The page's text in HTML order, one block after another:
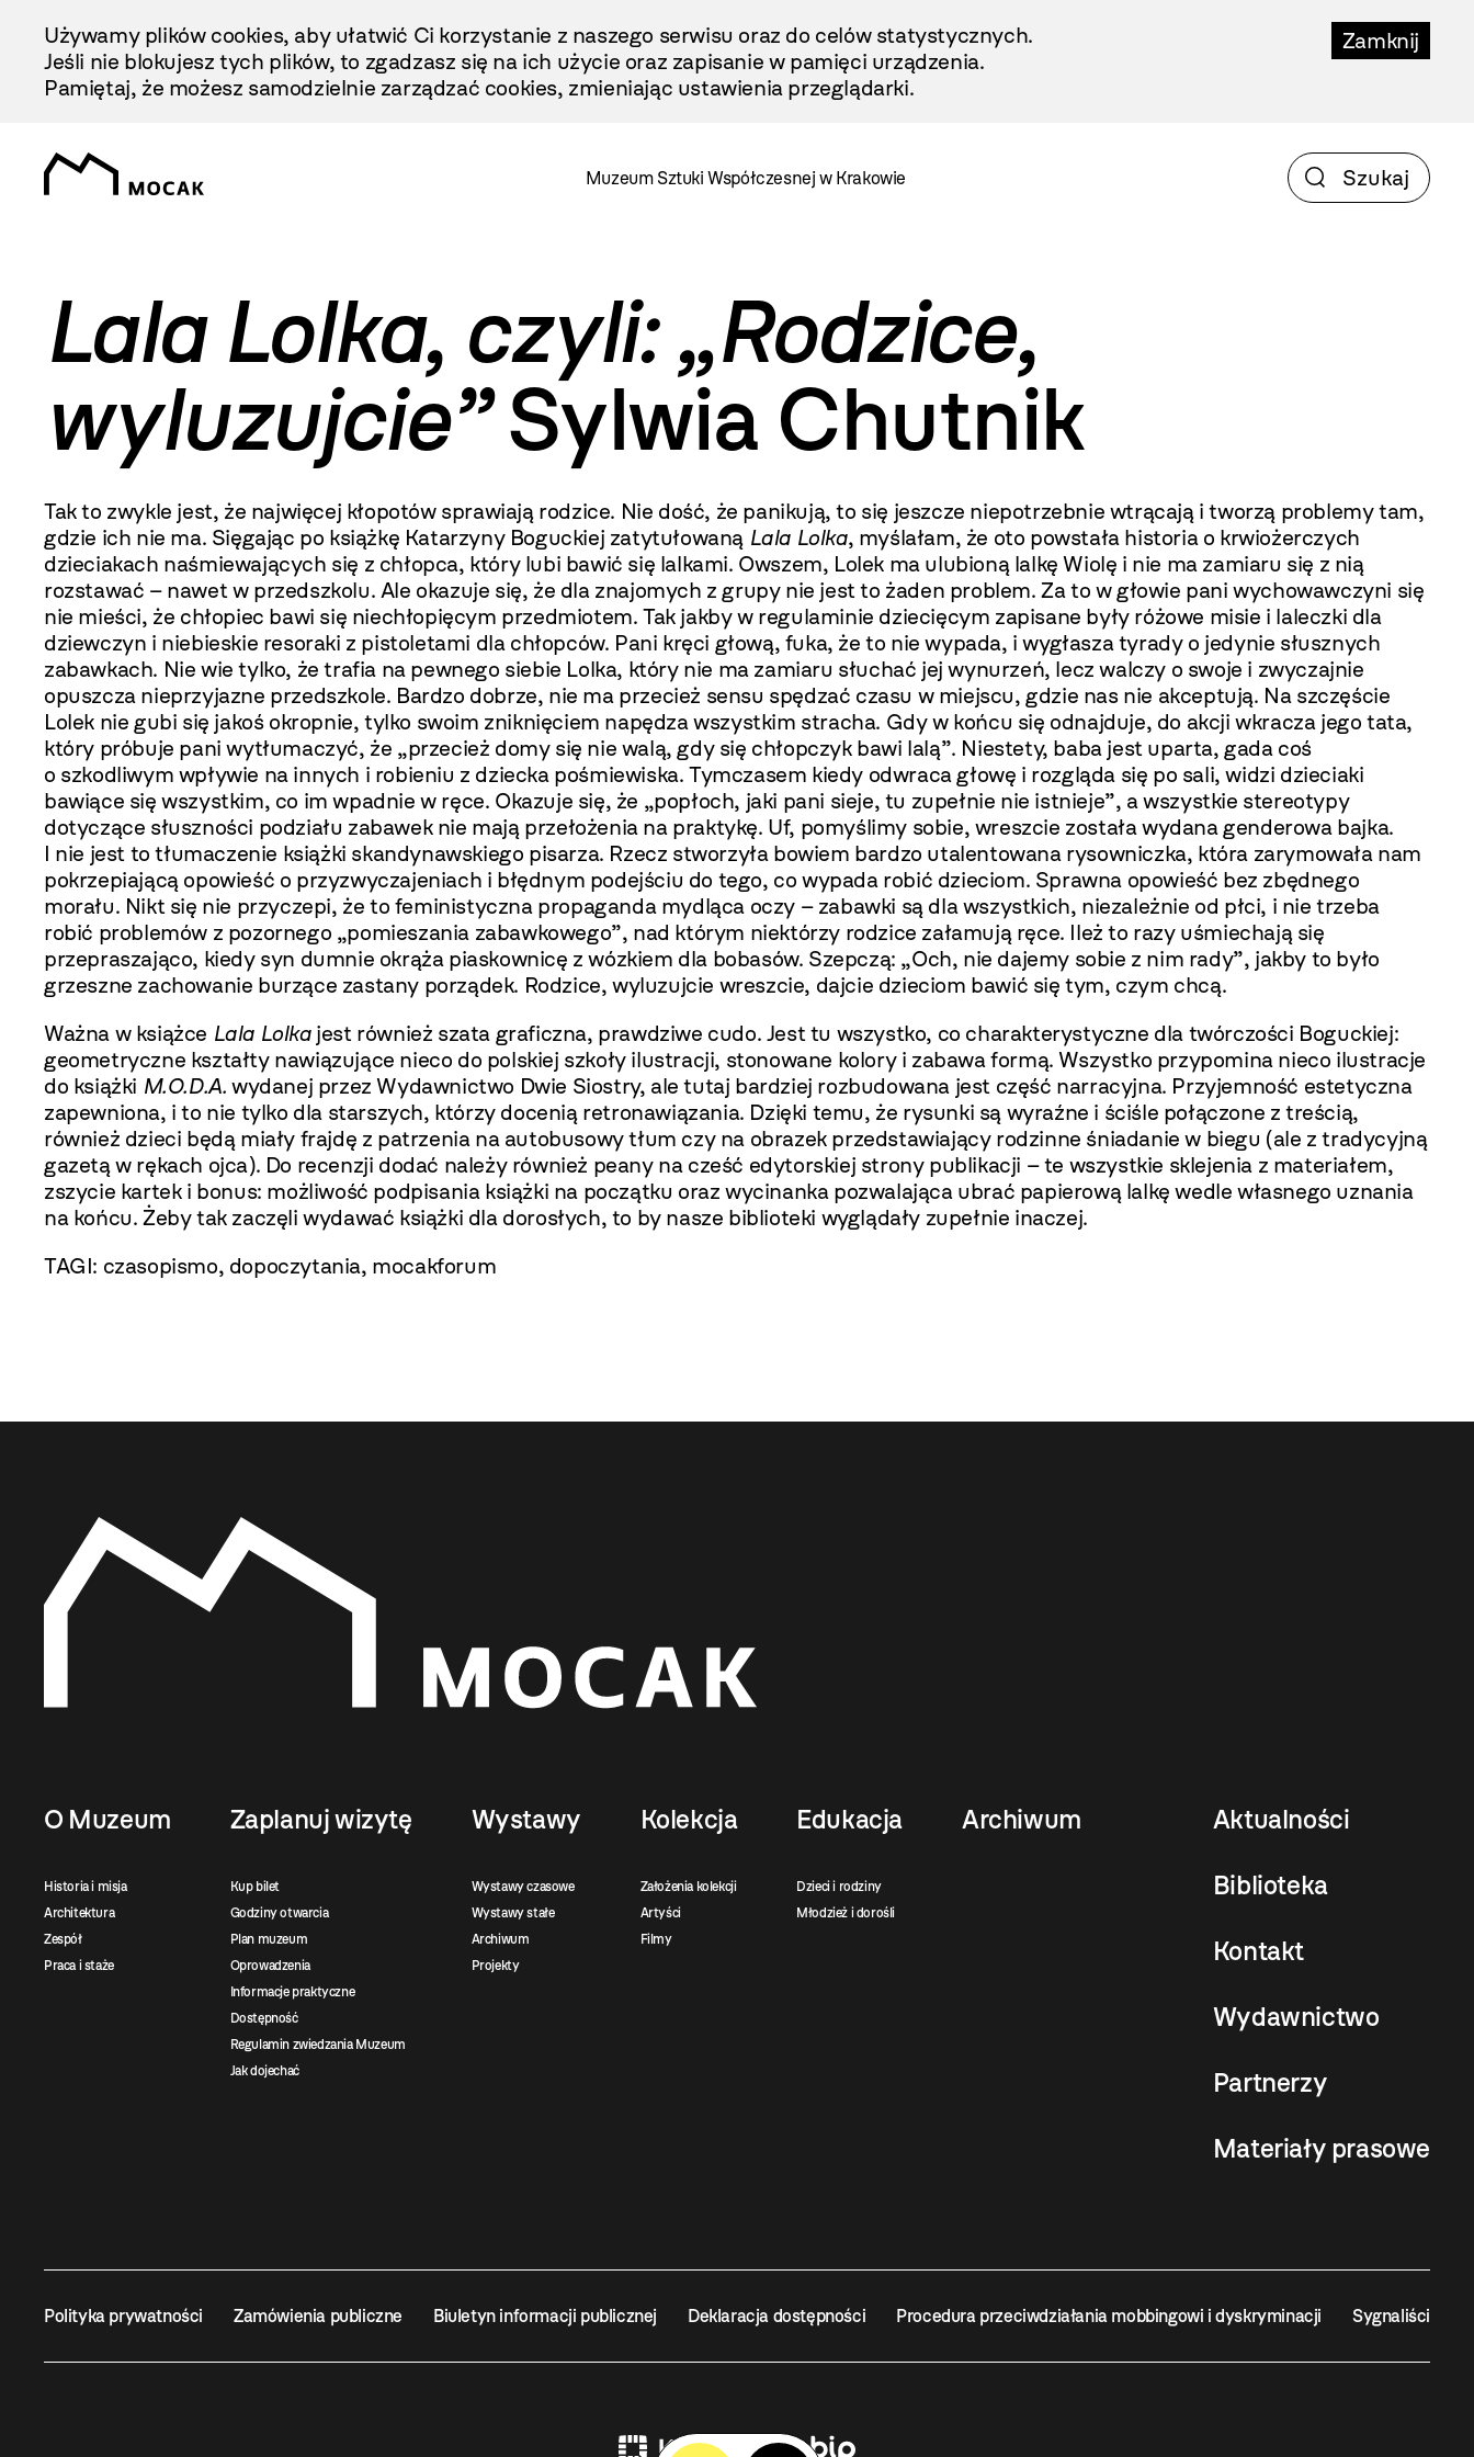
Treści
Zamknij
Używamy plików cookies, aby ułatwić Ci korzystanie z naszego serwisu oraz do celów statystycznych.
Jeśli nie blokujesz tych plików, to zgadzasz się na ich użycie oraz zapisanie w pamięci urządzenia.
Pamiętaj, że możesz samodzielnie zarządzać cookies, zmieniając ustawienia przeglądarki.
Muzeum Sztuki Współczesnej w Krakowie
Lala Lolka, czyli: „Rodzice,
wyluzujcie”Sylwia Chutnik
Tak to zwykle jest, że najwięcej kłopotów sprawiają rodzice. Nie dość, że panikują, to się jeszcze niepotrzebnie wtrącają i tworzą problemy tam,
gdzie ich nie ma. Sięgając po książkę Katarzyny Boguckiej zatytułowaną Lala Lolka, myślałam, że oto powstała historia o krwiożerczych
dzieciakach naśmiewających się z chłopca, który lubi bawić się lalkami. Owszem, Lolek ma ulubioną lalkę Wiolę i nie ma zamiaru się z nią
rozstawać – nawet w przedszkolu. Ale okazuje się, że dla znajomych z grupy nie jest to żaden problem. Za to w głowie pani wychowawczyni się
nie mieści, że chłopiec bawi się niechłopięcym przedmiotem. Tak jakby w regulaminie dziecięcym zapisane były różowe misie i laleczki dla
dziewczyn i niebieskie resoraki z pistoletami dla chłopców. Pani kręci głową, fuka, że to nie wypada, i wygłasza tyrady o jedynie słusznych
zabawkach. Nie wie tylko, że trafia na pewnego siebie Lolka, który nie ma zamiaru słuchać jej wynurzeń, lecz walczy o swoje i zwyczajnie
opuszcza nieprzyjazne przedszkole. Bardzo dobrze, nie ma przecież sensu spędzać czasu w miejscu, gdzie nas nie akceptują. Na szczęście
Lolek nie gubi się jakoś okropnie, tylko swoim zniknięciem napędza wszystkim stracha. Gdy w końcu się odnajduje, do akcji wkracza jego tata,
który próbuje pani wytłumaczyć, że „przecież domy się nie walą, gdy się chłopczyk bawi lalą”. Niestety, baba jest uparta, gada coś
o szkodliwym wpływie na innych i robieniu z dziecka pośmiewiska. Tymczasem kiedy odwraca głowę i rozgląda się po sali, widzi dzieciaki
bawiące się wszystkim, co im wpadnie w ręce. Okazuje się, że „popłoch, jaki pani sieje, tu zupełnie nie istnieje”, a wszystkie stereotypy
dotyczące słuszności podziału zabawek nie mają przełożenia na praktykę. Uf, pomyślimy sobie, wreszcie została wydana genderowa bajka.
I nie jest to tłumaczenie książki skandynawskiego pisarza. Rzecz stworzyła bowiem bardzo utalentowana rysowniczka, która zarymowała nam
pokrzepiającą opowieść o przyzwyczajeniach i błędnym podejściu do tego, co wypada robić dzieciom. Sprawna opowieść bez zbędnego
morału. Nikt się nie przyczepi, że to feministyczna propaganda mydląca oczy – zabawki są dla wszystkich, niezależnie od płci, i nie trzeba
robić problemów z pozornego „pomieszania zabawkowego”, nad którym niektórzy rodzice załamują ręce. Ileż to razy uśmiechają się
przepraszająco, kiedy syn dumnie okrąża piaskownicę z wózkiem dla bobasów. Szepczą: „Och, nie dajemy sobie z nim rady”, jakby to było
grzeszne zachowanie burzące zastany porządek. Rodzice, wyluzujcie wreszcie, dajcie dzieciom bawić się tym, czym chcą.
Ważna w książce Lala Lolkajest również szata graficzna, prawdziwe cudo. Jest tu wszystko, co charakterystyczne dla twórczości Boguckiej:
geometryczne kształty nawiązujące nieco do polskiej szkoły ilustracji, stonowane kolory i zabawa formą. Wszystko przypomina nieco ilustracje
do książki M.O.D.A. wydanej przez Wydawnictwo Dwie Siostry, ale tutaj bardziej rozbudowana jest część narracyjna. Przyjemność estetyczna
zapewniona, i to nie tylko dla starszych, którzy docenią retronawiązania. Dzięki temu, że rysunki są wyraźne i ściśle połączone z treścią,
również dzieci będą miały frajdę z patrzenia na autobusowy tłum czy na obrazek przedstawiający rodzinne śniadanie w biegu (ale z tradycyjną
gazetą w rękach ojca). Do recenzji dodać należy również peany na cześć edytorskiej strony publikacji – te wszystkie sklejenia z materiałem,
zszycie kartek i bonus: możliwość podpisania książki na początku oraz wycinanka pozwalająca ubrać papierową lalkę wedle własnego uznania
na końcu. Żeby tak zaczęli wydawać książki dla dorosłych, to by nasze biblioteki wyglądały zupełnie inaczej.
TAGI: czasopismo, dopoczytania, mocakforum
O Muzeum
Historia i misja
Architektura
Zespół
Praca i staże
Zaplanuj wizytę
Kup bilet
Godziny otwarcia
Plan muzeum
Oprowadzenia
Informacje praktyczne
Dostępność
Regulamin zwiedzania Muzeum
Jak dojechać
Wystawy
Wystawy czasowe
Wystawy stałe
Archiwum
Projekty
Kolekcja
Założenia kolekcji
Artyści
Filmy
Edukacja
Dzieci i rodziny
Młodzież i dorośli
Archiwum Aktualności
Biblioteka
Kontakt
Wydawnictwo
Partnerzy
Materiały prasowe
Polityka prywatności Zamówienia publiczne Biuletyn informacji publicznej Deklaracja dostępności Procedura przeciwdziałania mobbingowi i dyskryminacji Sygnaliści